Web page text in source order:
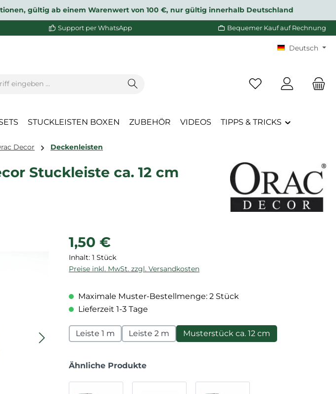
gültig ab einem Warenwert von 100 €, nur gültig innerhalb Deutschland
Support per WhatsApp Bequemer Kauf auf Rechnung
Deutsch
Du hast 0 Produkte
STUCKLEISTEN BOXEN ZUBEHÖR VIDEOS TIPPS & TRICKS
Decor Deckenleisten
Stuckleiste ca. 12 cm
Regulärer Preis:
1,50 €
Inhalt: 1 Stück
Preise inkl. MwSt. zzgl. Versandkosten
Maximale Muster-Bestellmenge: 2 Stück
Lieferzeit 1-3 Tage
Leiste 1 m Leiste 2 m Musterstück ca. 12 cm
Ähnliche Produkte